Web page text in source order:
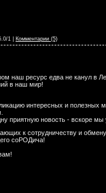
1 | Комментарии (5)
наш ресурс едва не канул в
в наш мир!
интересных и полезных
приятную новость - вскоре мы
к сотрудничеству и
соРОДича!